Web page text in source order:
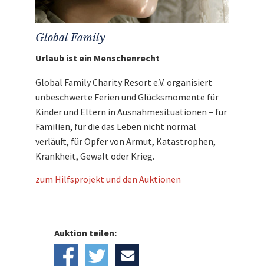
Auktionsgewinner.
Global Family.
Global Family
Urlaub ist ein Menschenrecht
Global Family Charity Resort e.V. organisiert
unbeschwerte Ferien und Glücksmomente für
Kinder und Eltern in Ausnahmesituationen – für
Familien, für die das Leben nicht normal
verläuft, für Opfer von Armut, Katastrophen,
Krankheit, Gewalt oder Krieg.
zum Hilfsprojekt und den Auktionen
Auktion teilen: